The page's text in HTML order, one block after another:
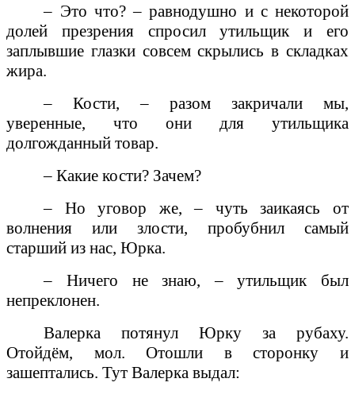
– Это что? – равнодушно и с некоторой
долей презрения спросил утильщик и его
заплывшие глазки совсем скрылись в складках
жира.
– Кости, – разом закричали мы,
уверенные, что они для утильщика
долгожданный товар.
– Какие кости? Зачем?
– Но уговор же, – чуть заикаясь от
волнения или злости, пробубнил самый
старший из нас, Юрка.
– Ничего не знаю, – утильщик был
непреклонен.
Валерка потянул Юрку за рубаху.
Отойдём, мол. Отошли в сторонку и
зашептались. Тут Валерка выдал: